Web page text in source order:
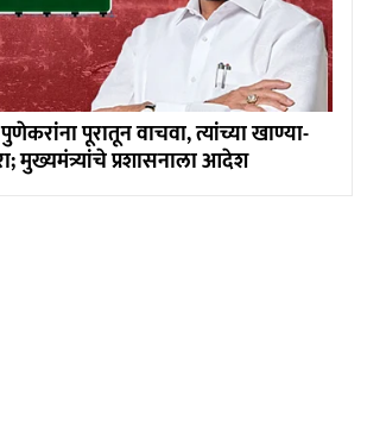
पूरातून वाचवा, त्यांच्या खाण्या-
मुख्यमंत्र्यांचे प्रशासनाला आदेश